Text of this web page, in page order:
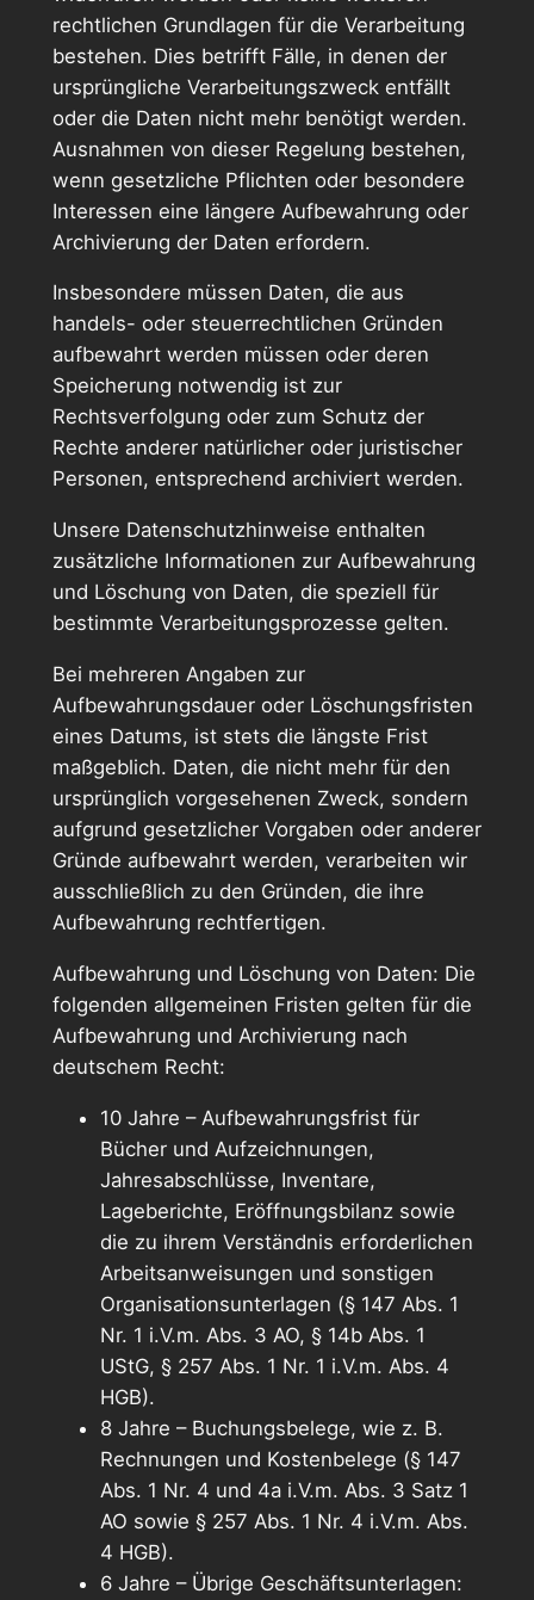
rechtlichen Grundlagen für die Verarbeitung
bestehen. Dies betrifft Fälle, in denen der
ursprüngliche Verarbeitungszweck entfällt
oder die Daten nicht mehr benötigt werden.
Ausnahmen von dieser Regelung bestehen,
wenn gesetzliche Pflichten oder besondere
Interessen eine längere Aufbewahrung oder
Archivierung der Daten erfordern.
Insbesondere müssen Daten, die aus
handels- oder steuerrechtlichen Gründen
aufbewahrt werden müssen oder deren
Speicherung notwendig ist zur
Rechtsverfolgung oder zum Schutz der
Rechte anderer natürlicher oder juristischer
Personen, entsprechend archiviert werden.
Unsere Datenschutzhinweise enthalten
zusätzliche Informationen zur Aufbewahrung
und Löschung von Daten, die speziell für
bestimmte Verarbeitungsprozesse gelten.
Bei mehreren Angaben zur
Aufbewahrungsdauer oder Löschungsfristen
eines Datums, ist stets die längste Frist
maßgeblich. Daten, die nicht mehr für den
ursprünglich vorgesehenen Zweck, sondern
aufgrund gesetzlicher Vorgaben oder anderer
Gründe aufbewahrt werden, verarbeiten wir
ausschließlich zu den Gründen, die ihre
Aufbewahrung rechtfertigen.
Aufbewahrung und Löschung von Daten: Die
folgenden allgemeinen Fristen gelten für die
Aufbewahrung und Archivierung nach
deutschem Recht:
10 Jahre – Aufbewahrungsfrist für
Bücher und Aufzeichnungen,
Jahresabschlüsse, Inventare,
Lageberichte, Eröffnungsbilanz sowie
die zu ihrem Verständnis erforderlichen
Arbeitsanweisungen und sonstigen
Organisationsunterlagen (§ 147 Abs. 1
Nr. 1 i.V.m. Abs. 3 AO, § 14b Abs. 1
UStG, § 257 Abs. 1 Nr. 1 i.V.m. Abs. 4
HGB).
8 Jahre – Buchungsbelege, wie z. B.
Rechnungen und Kostenbelege (§ 147
Abs. 1 Nr. 4 und 4a i.V.m. Abs. 3 Satz 1
AO sowie § 257 Abs. 1 Nr. 4 i.V.m. Abs.
4 HGB).
6 Jahre – Übrige Geschäftsunterlagen: